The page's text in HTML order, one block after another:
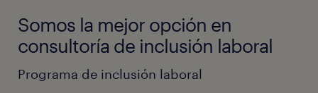
Somos la mejor opción en
consultoría de inclusión laboral
Programa de inclusión laboral